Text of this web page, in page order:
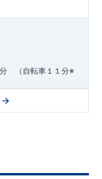
分 （自転車１１分※
で陽当たり良好
ブルルーム
生する地震に対し
ます ＊長期優良住宅
明を受けたいなどお